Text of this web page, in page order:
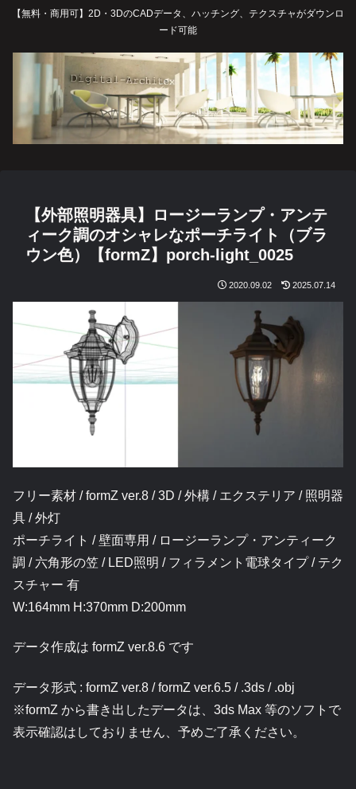
【無料・商用可】2D・3DのCADデータ、ハッチング、テクスチャがダウンロ
ード可能
【外部照明器具】ロージーランプ・アンテ
ィーク調のオシャレなポーチライト（ブラ
ウン色）【formZ】porch-light_0025
2020.09.02 2025.07.14
フリー素材 / formZ ver.8 / 3D / 外構 / エクステリア / 照明器
具 / 外灯
ポーチライト / 壁面専用 / ロージーランプ・アンティーク
調 / 六角形の笠 / LED照明 / フィラメント電球タイプ / テク
スチャー 有
W:164mm H:370mm D:200mm
データ作成は formZ ver.8.6 です
データ形式 : formZ ver.8 / formZ ver.6.5 / .3ds / .obj
※formZ から書き出したデータは、3ds Max 等のソフトで
表示確認はしておりません、予めご了承ください。